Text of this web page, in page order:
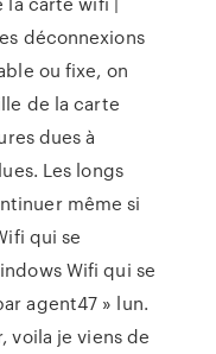
déconnexions
ou fixe, on
de la carte
dues à
Les longs
même si
qui se
Wifi qui se
agent47 » lun.
voila je viens de